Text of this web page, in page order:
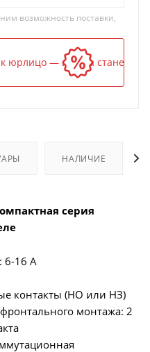
возможность поставки,
юрлицо — и цена станет
НАЛИЧИЕ
серия
6-16 А
контакты (НО или НЗ)
монтажа: 2